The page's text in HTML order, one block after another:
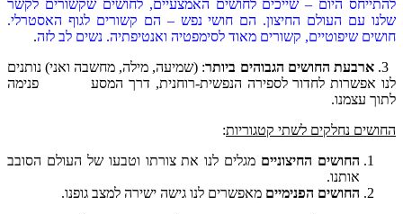
להתייחס היום – שייכים לחושים האמצעיים, לחושים שקשורים לקשר
שלנו עם העולם החיצון. הם חושי נפש – הם קשורים לגוף האסטרלי.
חושים שיפוטיים, קשורים מאוד לסימפטיה ואנטיפתיה. נשים לב לזה.
3.
ארבעת החושים הגבוהים ביותר: (שמיעה, מילה, מחשבה ואני) נותנים
לנו אפשרות לחדור לספירה הנפשית-רוחנית, דרך המסע פנימה
לתוך עצמנו.
החושים נחלקים לשתי קטגוריות:
החושים החיצוניים מגלים לנו את צורתו וטבעו של העולם הסובב
אותנו.
החושים הפנימיים מאפשרים לנו גישה ישירה למצב גופנו.